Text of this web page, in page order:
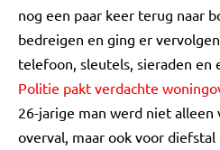
nog een paar keer terug naar
bedreigen en ging er
telefoon, sleutels, sieraden en
Politie pakt verdachte
26-jarige man werd niet alleen
overval, maar ook voor